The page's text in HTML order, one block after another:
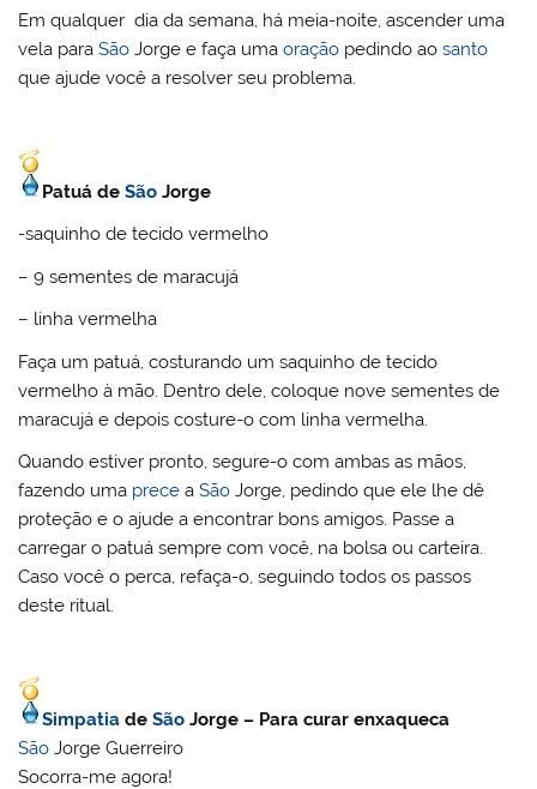
Em qualquer dia da semana, há meia-noite, ascender uma
vela paraSão Jorge e faça umaoração pedindo aosanto
que ajude você a resolver seu problema.
Patuá deSão Jorge
-saquinho de tecido vermelho
– 9 sementes de maracujá
– linha vermelha
Faça um patuá, costurando um saquinho de tecido
vermelho à mão. Dentro dele, coloque nove sementes de
maracujá e depois costure-o com linha vermelha.
Quando estiver pronto, segure-o com ambas as mãos,
fazendo uma prece aSão Jorge, pedindo que ele lhe dê
proteção e o ajude a encontrar bons amigos. Passe a
carregar o patuá sempre com você, na bolsa ou carteira.
Caso você o perca, refaça-o, seguindo todos os passos
deste ritual.
Simpatia deSão Jorge – Para curar enxaqueca
São Jorge Guerreiro
Socorra-me agora!